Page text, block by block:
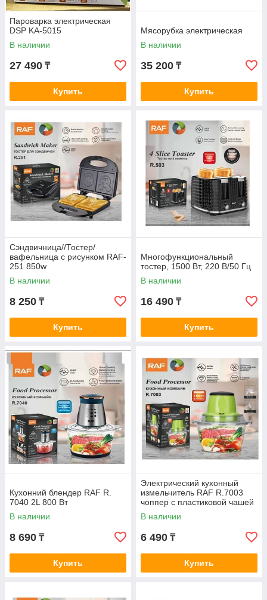
Пароварка электрическая
DSP KA-5015
В наличии
27 490 ₸
Купить
Мясорубка электрическая
В наличии
35 200 ₸
Купить
Сэндвичница//Тостер/
вафельница с рисунком RAF-
251 850w
В наличии
8 250 ₸
Купить
Многофункциональный
тостер, 1500 Вт, 220 В/50 Гц
В наличии
16 490 ₸
Купить
Кухонний блендер RAF R.
7040 2L 800 Вт
В наличии
8 690 ₸
Купить
Электрический кухонный
измельчитель RAF R.7003
чоппер с пластиковой чашей
на 2 литра с мощностью 600
Вт
В наличии
6 490 ₸
Купить